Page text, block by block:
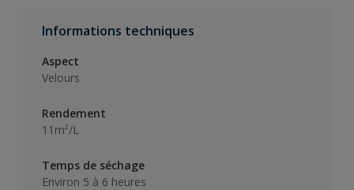
Informations techniques
Aspect
Velours
Rendement
11m²/L
Temps de séchage
Environ 5 à 6 heures